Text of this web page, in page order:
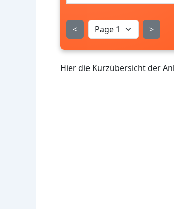
< >
Hier die Kurzübersicht der